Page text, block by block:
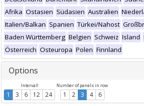
Afrika Ostasien Südasien Australien
Italien/Balkan Spanien Türkei/Nahost
Baden Württemberg Belgien Schweiz Island
Österreich Osteuropa Polen Finnland
Options
Intervall
1 3 6 12 24
Number of panels in row
1 2 3 4 6